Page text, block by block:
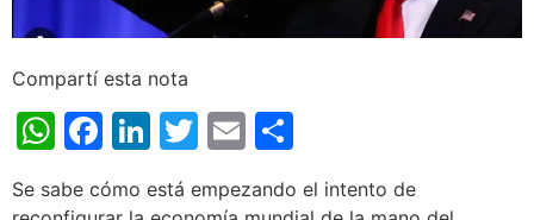
Compartí esta nota
WhatsApp
Facebook
LinkedIn
Twitter
Email
Se sabe cómo está empezando el intento de